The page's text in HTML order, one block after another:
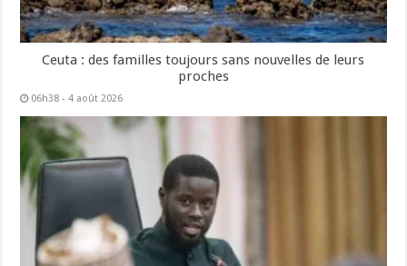
Ceuta : des familles toujours sans nouvelles de leurs
proches
06h38 - 4 août 2026